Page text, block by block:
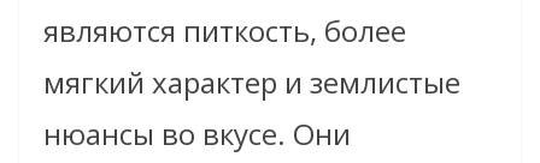
являются питкость, более
мягкий характер и землистые
нюансы во вкусе. Они